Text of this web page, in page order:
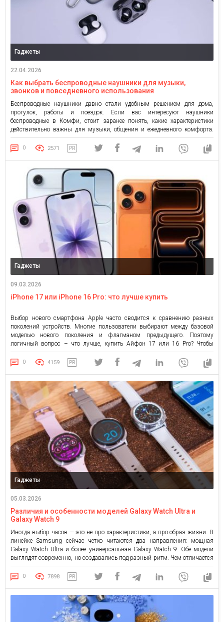
Гаджеты
22.04.2026
Как выбрать беспроводные наушники для музыки,
звонков и повседневного использования
Беспроводные наушники давно стали удобным решением для дома,
прогулок, работы и поездок. Если вас интересуют наушники
беспроводные в Комфи, стоит заранее понять, какие характеристики
действительно важны для музыки, общения и ежедневного комфорта.
При покупке важно смотреть не только на дизайн или цену. Намного
полезнее учитывать сценарии использования, потому что для спорта,
0 2571 PR
Гаджеты
09.03.2026
iPhone 17 или iPhone 16 Pro: что лучше купить
Выбор нового смартфона Apple часто сводится к сравнению разных
поколений устройств. Многие пользователи выбирают между базовой
моделью нового поколения и флагманом предыдущего. Поэтому
логичный вопрос – что лучше, купить Айфон 17 или 16 Pro? Чтобы
сделать правильный выбор, важно сравнить основные характеристики,
производительность и возможности камер. Дизайн и дисплей С точки
0 4159 PR
Гаджеты
05.03.2026
Различия и особенности моделей Galaxy Watch Ultra и
Galaxy Watch 9
Иногда выбор часов — это не про характеристики, а про образ жизни. В
линейке Samsung сейчас четко читаются два направления: мощная
Galaxy Watch Ultra и более универсальная Galaxy Watch 9. Обе модели
выглядят современно, но создавались под разный ритм. Чем отличается
серия Ultra от классической линейки Серия Galaxy Watch Ultra — это
ставка на выносливость. […]
0 7898 PR